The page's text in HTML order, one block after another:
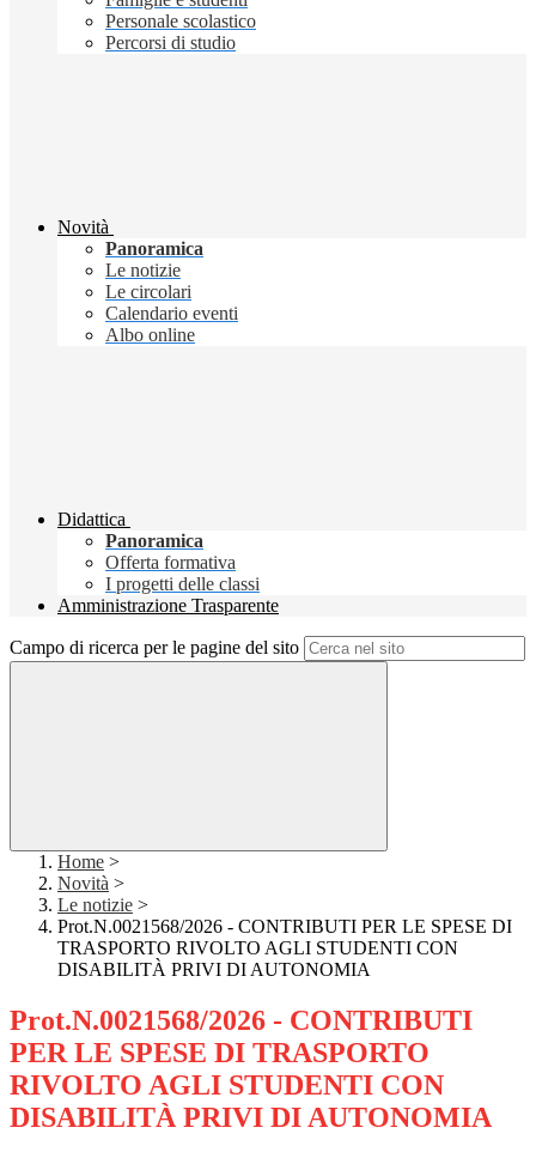
Personale scolastico
Percorsi di studio
Novità
Panoramica
Le notizie
Le circolari
Calendario eventi
Albo online
Didattica
Panoramica
Offerta formativa
I progetti delle classi
Amministrazione Trasparente
Campo di ricerca per le pagine del sito
Home >
Novità >
Le notizie >
Prot.N.0021568/2026 - CONTRIBUTI PER LE SPESE DI
TRASPORTO RIVOLTO AGLI STUDENTI CON
DISABILITÀ PRIVI DI AUTONOMIA
Prot.N.0021568/2026 - CONTRIBUTI
PER LE SPESE DI TRASPORTO
RIVOLTO AGLI STUDENTI CON
DISABILITÀ PRIVI DI AUTONOMIA